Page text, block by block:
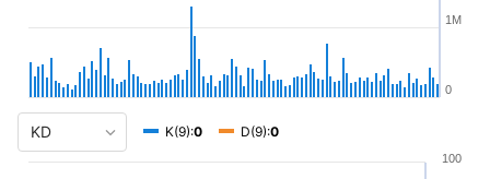
0
1M
K(9):0 D(9):0
100